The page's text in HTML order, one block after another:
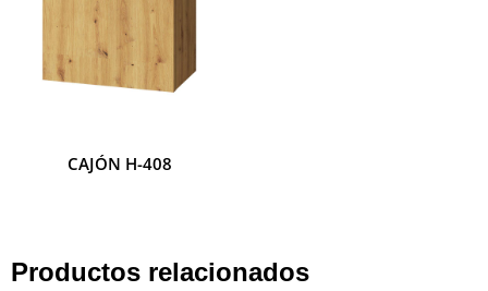
CAJÓN H-408
Productos relacionados